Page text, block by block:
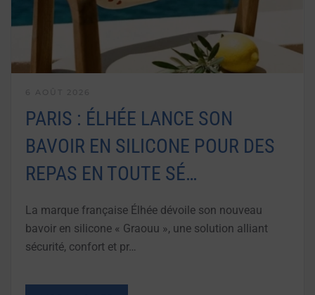
PARIS : ÉLHÉE LANCE SON
BAVOIR EN SILICONE POUR DES
REPAS EN TOUTE SÉ…
La marque française Élhée dévoile son nouveau
bavoir en silicone « Graouu », une solution alliant
sécurité, confort et pr…